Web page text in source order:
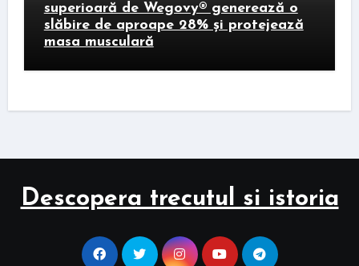
superioară de Wegovy® generează o
slăbire de aproape 28% și protejează
masa musculară
Descopera trecutul si istoria